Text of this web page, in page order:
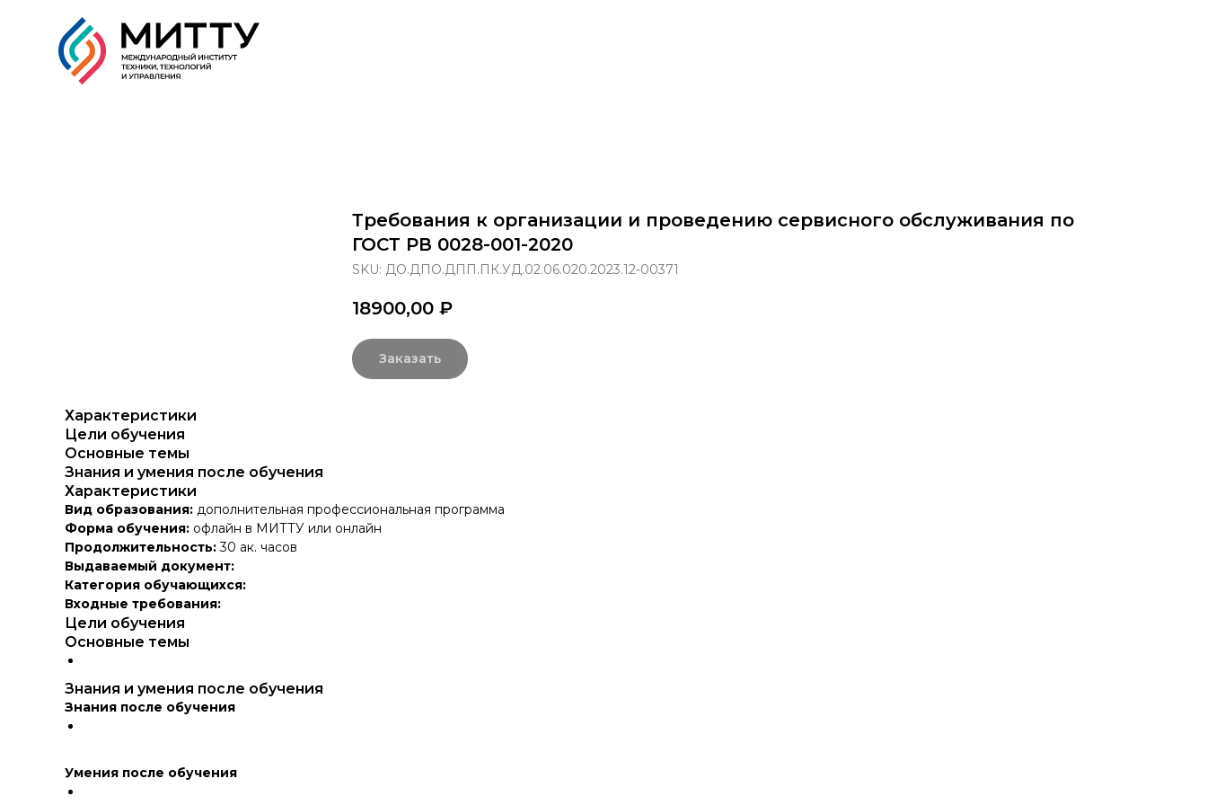
Требования к организации и проведению сервисного обслуживания по
ГОСТ РВ 0028-001-2020
SKU: ДО.ДПО.ДПП.ПК.УД.02.06.020.2023.12-00371
18900,00 ₽
Заказать
Характеристики
Цели обучения
Основные темы
Знания и умения после обучения
Характеристики
Вид образования: дополнительная профессиональная программа
Форма обучения: офлайн в МИТТУ или онлайн
Продолжительность:30 ак. часов
Выдаваемый документ:
Категория обучающихся:
Входные требования:
Цели обучения
Основные темы
Знания и умения после обучения
Знания после обучения
Умения после обучения